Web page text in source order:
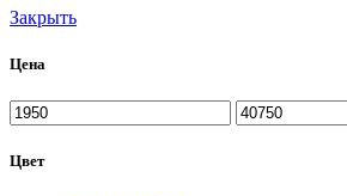
Закрыть
Цена
Минимальная
цена
Максимальная
цена
Цвет